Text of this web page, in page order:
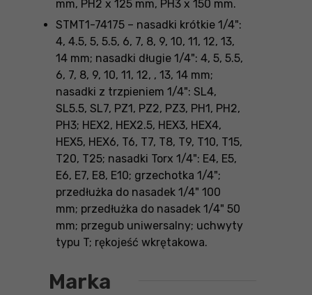
mm, PH2 x 125 mm, PH3 x 150 mm.
STMT1-74175 – nasadki krótkie 1/4":
4, 4.5, 5, 5.5, 6, 7, 8, 9, 10, 11, 12, 13,
14 mm; nasadki długie 1/4": 4, 5, 5.5,
6, 7, 8, 9, 10, 11, 12, , 13, 14 mm;
nasadki z trzpieniem 1/4": SL4,
SL5.5, SL7, PZ1, PZ2, PZ3, PH1, PH2,
PH3; HEX2, HEX2.5, HEX3, HEX4,
HEX5, HEX6, T6, T7, T8, T9, T10, T15,
T20, T25; nasadki Torx 1/4": E4, E5,
E6, E7, E8, E10; grzechotka 1/4";
przedłużka do nasadek 1/4" 100
mm; przedłużka do nasadek 1/4" 50
mm; przegub uniwersalny; uchwyty
typu T; rękojeść wkrętakowa.
Marka